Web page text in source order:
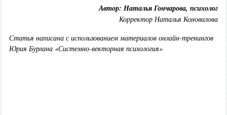
Автор: Наталья Гончарова, психолог
Корректор Наталья Коновалова
Статья написана с использованием материалов онлайн-тренингов
Юрия Бурлана «Системно-векторная психология»